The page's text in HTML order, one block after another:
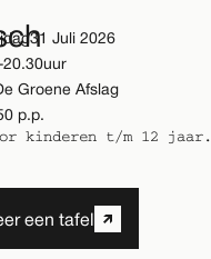
31 Juli 2026
20.30uur
Groene Afslag
p.p.
kinderen t/m 12 jaar.
een tafel